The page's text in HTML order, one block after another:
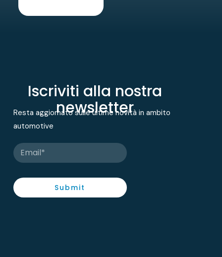
Iscriviti alla nostra
newsletter
Resta aggiornato sulle ultime novità in ambito
automotive
Submit